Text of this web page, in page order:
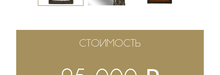
СТОИМОСТЬ